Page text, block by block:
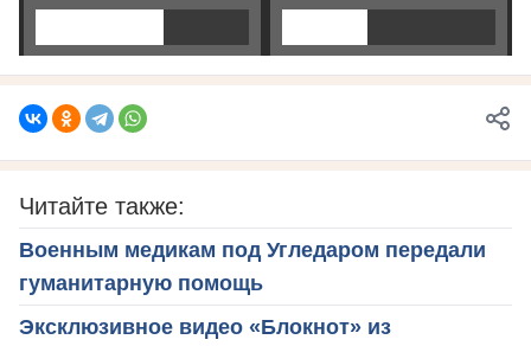
Читайте также:
Военным медикам под Угледаром передали
гуманитарную помощь
Эксклюзивное видео «Блокнот» из